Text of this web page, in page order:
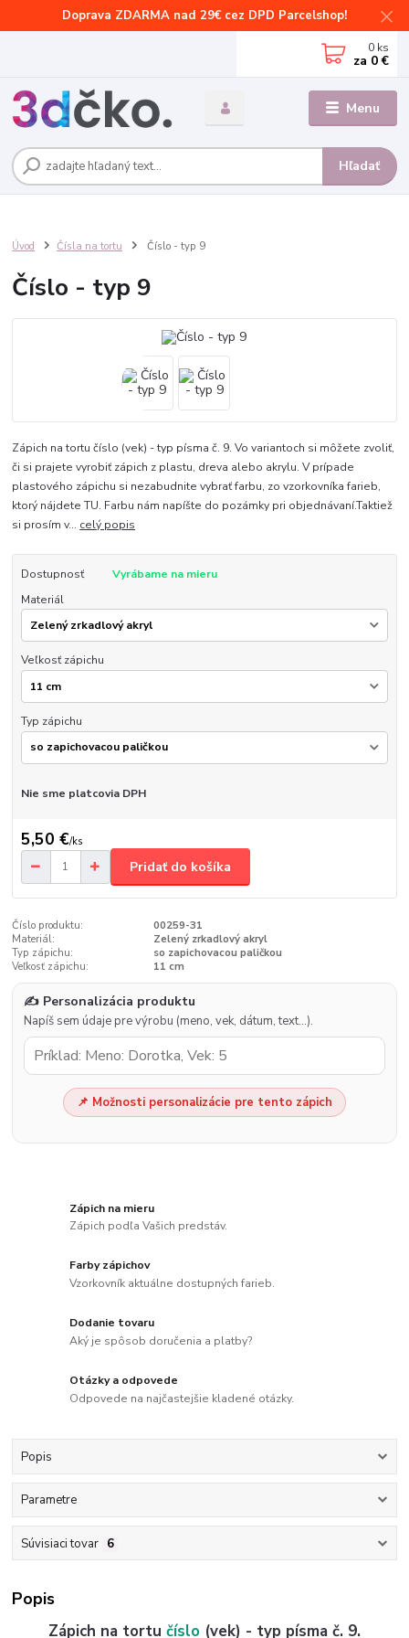
Doprava ZDARMA nad 29€ cez DPD Parcelshop!
Menu
Hľadať
0 ks
za 0 €
Úvod Čísla na tortu Číslo - typ 9
Číslo - typ 9
Zápich na tortu číslo (vek) - typ písma č. 9. Vo variantoch si môžete zvoliť,
či si prajete vyrobiť zápich z plastu, dreva alebo akrylu. V prípade
plastového zápichu si nezabudnite vybrať farbu, zo vzorkovníka farieb,
ktorý nájdete TU. Farbu nám napíšte do pozámky pri objednávaní.Taktiež
si prosím v... celý popis
Dostupnosť
Vyrábame na mieru
Materiál
Veľkosť zápichu
Typ zápichu
Nie sme platcovia DPH
5,50 €/ks
Pridať do košíka
Číslo produktu:
00259-31
Materiál:
Zelený zrkadlový akryl
Typ zápichu:
so zapichovacou paličkou
Veľkosť zápichu:
11 cm
✍️ Personalizácia produktu
Napíš sem údaje pre výrobu (meno, vek, dátum, text…).
📌 Možnosti personalizácie pre tento zápich
Zápich na mieru
Zápich podľa Vašich predstáv.
Farby zápichov
Vzorkovník aktuálne dostupných farieb.
Dodanie tovaru
Aký je spôsob doručenia a platby?
Otázky a odpovede
Odpovede na najčastejšie kladené otázky.
Popis
Parametre
Súvisiaci tovar 6
Popis
Zápich na tortu číslo (vek) - typ písma č. 9.